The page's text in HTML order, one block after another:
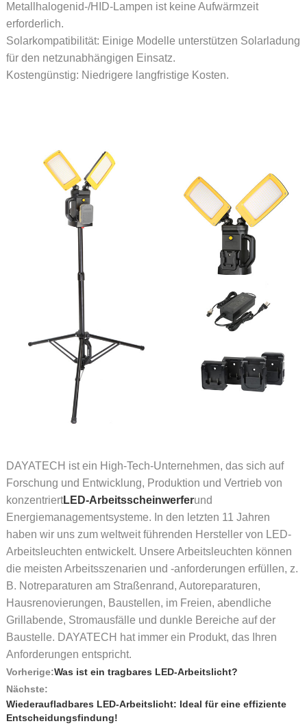
Metallhalogenid-/HID-Lampen ist keine Aufwärmzeit
erforderlich.
Solarkompatibilität: Einige Modelle unterstützen Solarladung
für den netzunabhängigen Einsatz.
Kostengünstig: Niedrigere langfristige Kosten.
DAYATECH ist ein High-Tech-Unternehmen, das sich auf
Forschung und Entwicklung, Produktion und Vertrieb von
konzentriertLED-Arbeitsscheinwerferund
Energiemanagementsysteme. In den letzten 11 Jahren
haben wir uns zum weltweit führenden Hersteller von LED-
Arbeitsleuchten entwickelt. Unsere Arbeitsleuchten können
die meisten Arbeitsszenarien und -anforderungen erfüllen, z.
B. Notreparaturen am Straßenrand, Autoreparaturen,
Hausrenovierungen, Baustellen, im Freien, abendliche
Grillabende, Stromausfälle und dunkle Bereiche auf der
Baustelle. DAYATECH hat immer ein Produkt, das Ihren
Anforderungen entspricht.
Vorherige:Was ist ein tragbares LED-Arbeitslicht?
Nächste:
Wiederaufladbares LED-Arbeitslicht: Ideal für eine effiziente
Entscheidungsfindung!